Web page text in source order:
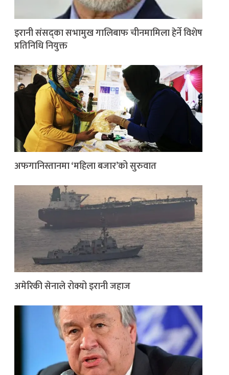
इरानी संसद्का सभामुख गालिबाफ चीनमामिला हेर्ने विशेष
प्रतिनिधि नियुक्त
अफगानिस्तानमा ‘महिला बजार’को सुरुवात
अमेरिकी सेनाले रोक्यो इरानी जहाज